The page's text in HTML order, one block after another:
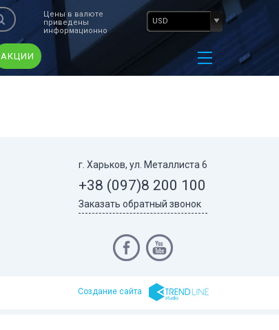
Цены в валюте
приведены
информационно
USD
АКЦИИ
г. Харьков, ул. Металлиста 6
+38 (097)8 200 100
Заказать обратный звонок
Cоздание сайта